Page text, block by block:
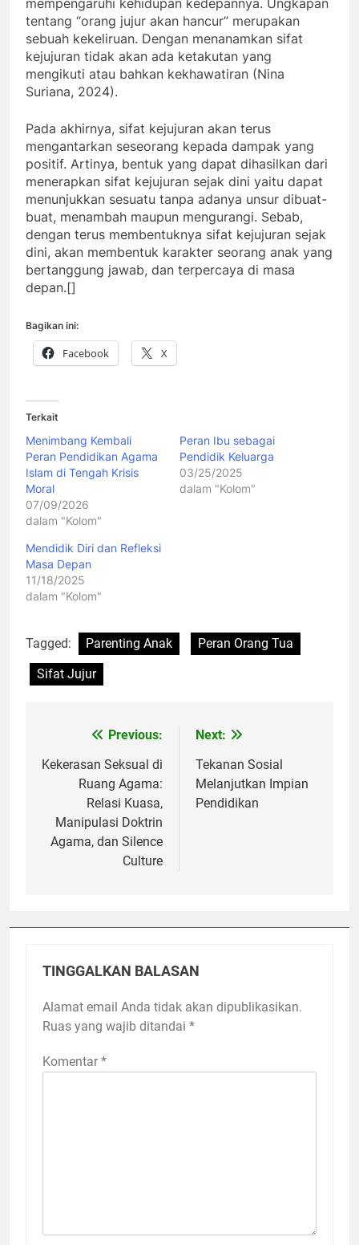
tentang “orang jujur akan hancur” merupakan
sebuah kekeliruan. Dengan menanamkan sifat
kejujuran tidak akan ada ketakutan yang
mengikuti atau bahkan kekhawatiran (Nina
Suriana, 2024).
Pada akhirnya, sifat kejujuran akan terus
mengantarkan seseorang kepada dampak yang
positif. Artinya, bentuk yang dapat dihasilkan dari
menerapkan sifat kejujuran sejak dini yaitu dapat
menunjukkan sesuatu tanpa adanya unsur dibuat-
buat, menambah maupun mengurangi. Sebab,
dengan terus membentuknya sifat kejujuran sejak
dini, akan membentuk karakter seorang anak yang
bertanggung jawab, dan terpercaya di masa
depan.[]
Bagikan ini:
Facebook X
Terkait
Menimbang Kembali
Peran Pendidikan Agama
Islam di Tengah Krisis
Moral
07/09/2026
dalam "Kolom"
Peran Ibu sebagai
Pendidik Keluarga
03/25/2025
dalam "Kolom"
Mendidik Diri dan Refleksi
Masa Depan
11/18/2025
dalam "Kolom"
Tagged: Parenting Anak
Peran Orang Tua
Sifat Jujur
Navigasi
pos
Previous:
Kekerasan Seksual di
Ruang Agama:
Relasi Kuasa,
Manipulasi Doktrin
Agama, dan Silence
Culture
Next:
Tekanan Sosial
Melanjutkan Impian
Pendidikan
TINGGALKAN BALASAN
Alamat email Anda tidak akan dipublikasikan.
Ruas yang wajib ditandai *
Komentar *